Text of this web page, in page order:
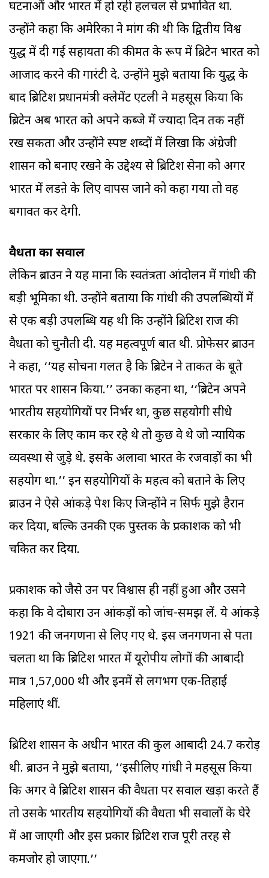
घटनाओं और भारत में हो रही हलचल से प्रभावित था.
उन्होंने कहा कि अमेरिका ने मांग की थी कि द्वितीय विश्व
युद्ध में दी गई सहायता की कीमत के रूप में ब्रिटेन भारत को
आजाद करने की गारंटी दे. उन्होंने मुझे बताया कि युद्ध के
बाद ब्रिटिश प्रधानमंत्री क्लेमेंट एटली ने महसूस किया कि
ब्रिटेन अब भारत को अपने कब्जे में ज्यादा दिन तक नहीं
रख सकता और उन्होंने स्पष्ट शब्दों में लिखा कि अंग्रेजी
शासन को बनाए रखने के उद्देश्य से ब्रिटिश सेना को अगर
भारत में लडऩे के लिए वापस जाने को कहा गया तो वह
बगावत कर देगी.
वैधता का सवाल
लेकिन ब्राउन ने यह माना कि स्वतंत्रता आंदोलन में गांधी की
बड़ी भूमिका थी. उन्होंने बताया कि गांधी की उपलब्धियों में
से एक बड़ी उपलब्धि यह थी कि उन्होंने ब्रिटिश राज की
वैधता को चुनौती दी. यह महत्वपूर्ण बात थी. प्रोफेसर ब्राउन
ने कहा, ‘‘यह सोचना गलत है कि ब्रिटेन ने ताकत के बूते
भारत पर शासन किया.’’ उनका कहना था, ‘‘ब्रिटेन अपने
भारतीय सहयोगियों पर निर्भर था, कुछ सहयोगी सीधे
सरकार के लिए काम कर रहे थे तो कुछ वे थे जो न्यायिक
व्यवस्था से जुड़े थे. इसके अलावा भारत के रजवाड़ों का भी
सहयोग था.’’ इन सहयोगियों के महत्व को बताने के लिए
ब्राउन ने ऐसे आंकड़े पेश किए जिन्होंने न सिर्फ मुझे हैरान
कर दिया, बल्कि उनकी एक पुस्तक के प्रकाशक को भी
चकित कर दिया.
प्रकाशक को जैसे उन पर विश्वास ही नहीं हुआ और उसने
कहा कि वे दोबारा उन आंकड़ों को जांच-समझ लें. ये आंकड़े
1921 की जनगणना से लिए गए थे. इस जनगणना से पता
चलता था कि ब्रिटिश भारत में यूरोपीय लोगों की आबादी
मात्र 1,57,000 थी और इनमें से लगभग एक-तिहाई
महिलाएं थीं.
ब्रिटिश शासन के अधीन भारत की कुल आबादी 24.7 करोड़
थी. ब्राउन ने मुझे बताया, ‘‘इसीलिए गांधी ने महसूस किया
कि अगर वे ब्रिटिश शासन की वैधता पर सवाल खड़ा करते हैं
तो उसके भारतीय सहयोगियों की वैधता भी सवालों के घेरे
में आ जाएगी और इस प्रकार ब्रिटिश राज पूरी तरह से
कमजोर हो जाएगा.’’